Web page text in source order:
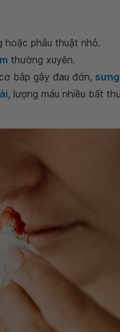
hoặc phẫu thuật nhỏ.
thường xuyên.
bắp gây đau đớn,
, lượng máu nhiều bất